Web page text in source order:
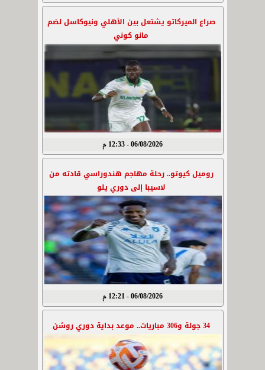
صراع الميركاتو يشتعل بين الأهلي ونيوكاسل لضم
مانو كوني
06/08/2026 - 12:33 م
روميل كيوتو.. رحلة مهاجم هندوراسي قادته من
لاسيبا إلى دوري يلو
06/08/2026 - 12:21 م
34 جولة و306 مباريات.. موعد بداية دوري روشن